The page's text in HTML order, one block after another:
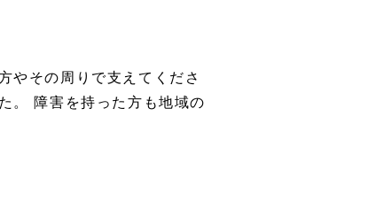
やその周りで支えてくださ
。 障害を持った方も地域の